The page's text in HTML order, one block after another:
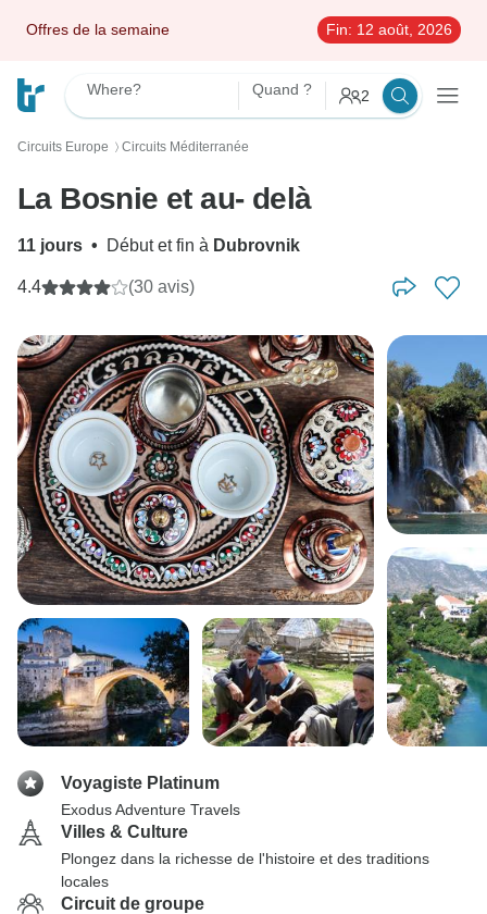
Offres de la semaine Fin: 12 août, 2026
Where? Quand ? 2
Circuits Europe 〉 Circuits Méditerranée
La Bosnie et au- delà
11 jours • Début et fin à Dubrovnik
4.4 (30 avis)
Voyagiste Platinum
Exodus Adventure Travels
Villes & Culture
Plongez dans la richesse de l'histoire et des traditions
locales
Circuit de groupe